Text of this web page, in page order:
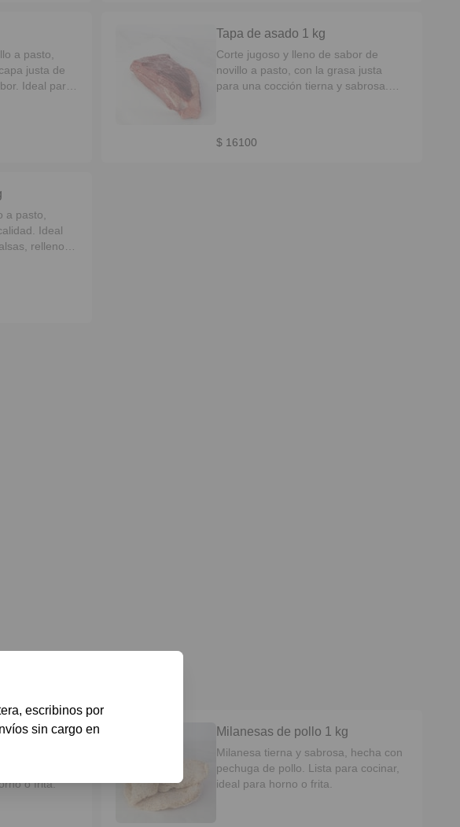
a pasto,
justa de
Ideal para
Tapa de asado 1 kg
Corte jugoso y lleno de sabor de
novillo a pasto, con la grasa justa
para una cocción tierna y sabrosa.
$ 16100
a pasto,
Ideal
rellenos
1 kg
magra, hecha
o frita.
Milanesas de pollo 1 kg
Milanesa tierna y sabrosa, hecha con
pechuga de pollo. Lista para cocinar,
ideal para horno o frita.
escribinos por
sin cargo en